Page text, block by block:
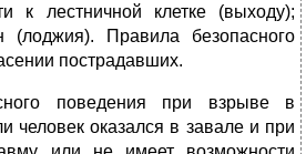
к лестничной клетке (выходу);
(лоджия). Правила безопасного
пострадавших.
поведения при взрыве в
человек оказался в завале и при